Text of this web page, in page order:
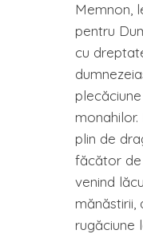
Memnon,
pentru
cu
monahilor.
plin de
făcător de
venind
mănăstirii,
rugăciune